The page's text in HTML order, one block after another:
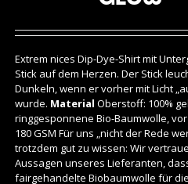
Extrem nices Dip-Dye-Shirt mit
Stick auf dem Herzen. Der Stick
Dunkeln, wenn er vorher mit Licht
wurde. Material Oberstoff: 100%
ringgesponnene Bio-Baumwolle,
180 GSM Für uns „nicht der Rede
trotzdem gut zu wissen: Wir
Aussagen unseres Lieferanten,
fairgehandelte Biobaumwolle für